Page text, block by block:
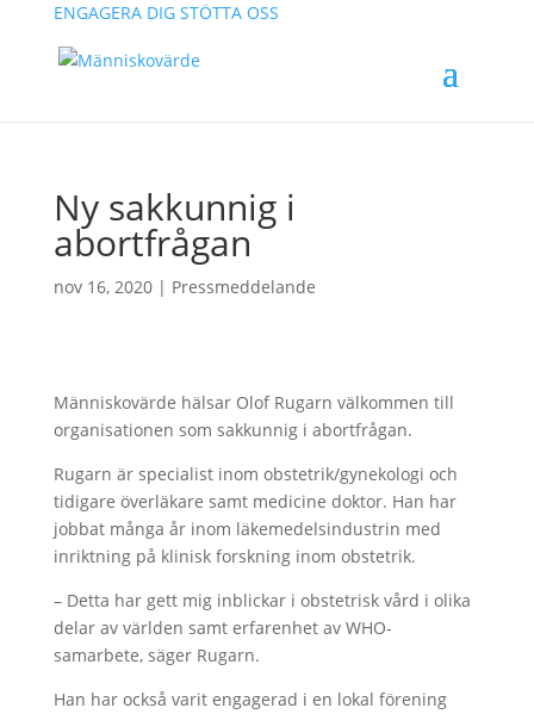
ENGAGERA DIG STÖTTA OSS
Ny sakkunnig i
abortfrågan
nov 16, 2020| Pressmeddelande
Människovärde hälsar Olof Rugarn välkommen till
organisationen som sakkunnig i abortfrågan.
Rugarn är specialist inom obstetrik/gynekologi och
tidigare överläkare samt medicine doktor. Han har
jobbat många år inom läkemedelsindustrin med
inriktning på klinisk forskning inom obstetrik.
– Detta har gett mig inblickar i obstetrisk vård i olika
delar av världen samt erfarenhet av WHO-
samarbete, säger Rugarn.
Han har också varit engagerad i en lokal förening